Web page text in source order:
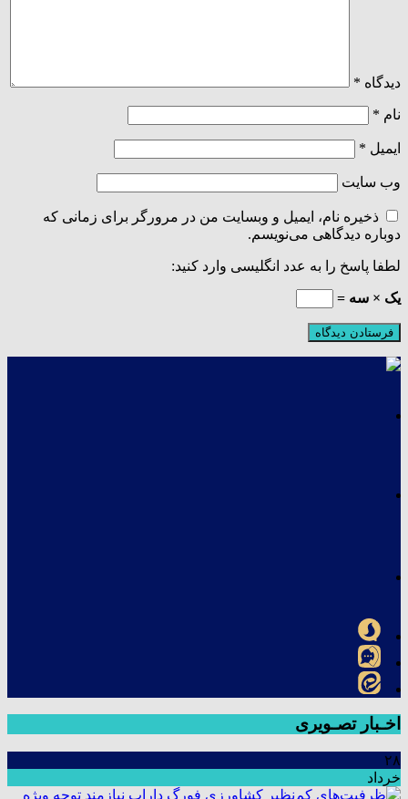
دیدگاه *
نام *
ایمیل *
وب‌ سایت
ذخیره نام، ایمیل و وبسایت من در مرورگر برای زمانی که
دوباره دیدگاهی می‌نویسم.
لطفا پاسخ را به عدد انگلیسی وارد کنید:
یک × سه =
اخـبار تصـویری
۲۸
خرداد